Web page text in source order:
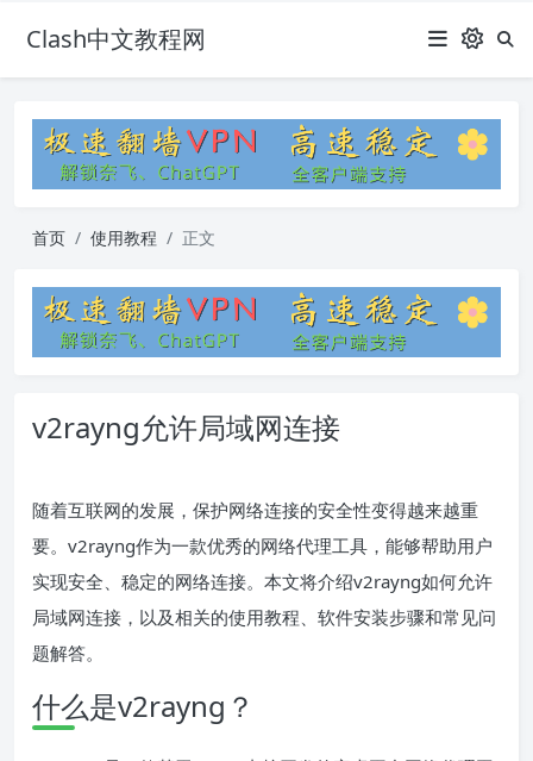
Clash中文教程网
首页 使用教程 正文
v2rayng允许局域网连接
随着互联网的发展，保护网络连接的安全性变得越来越重
要。v2rayng作为一款优秀的网络代理工具，能够帮助用户
实现安全、稳定的网络连接。本文将介绍v2rayng如何允许
局域网连接，以及相关的使用教程、软件安装步骤和常见问
题解答。
什么是v2rayng？